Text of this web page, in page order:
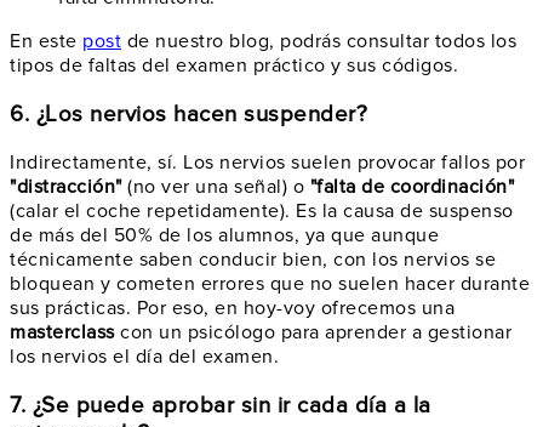
En este post de nuestro blog, podrás consultar todos los
tipos de faltas del examen práctico y sus códigos.
6. ¿Los nervios hacen suspender?
Indirectamente, sí. Los nervios suelen provocar fallos por
"distracción"(no ver una señal) o "falta de coordinación"
(calar el coche repetidamente). Es la causa de suspenso
de más del 50% de los alumnos, ya que aunque
técnicamente saben conducir bien, con los nervios se
bloquean y cometen errores que no suelen hacer durante
sus prácticas. Por eso, en hoy-voy ofrecemos una
masterclasscon un psicólogo para aprender a gestionar
los nervios el día del examen.
7. ¿Se puede aprobar sin ir cada día a la